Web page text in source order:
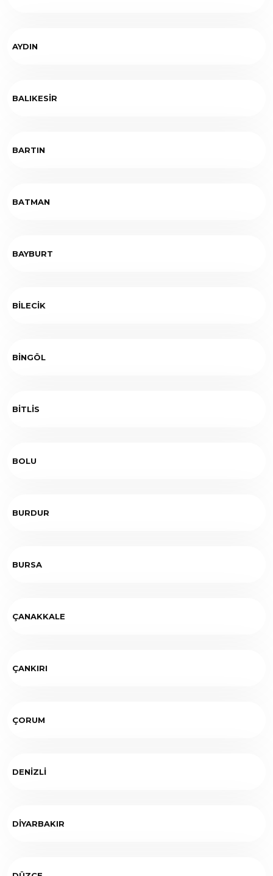
AYDIN
BALIKESİR
BARTIN
BATMAN
BAYBURT
BİLECİK
BİNGÖL
BİTLİS
BOLU
BURDUR
BURSA
ÇANAKKALE
ÇANKIRI
ÇORUM
DENİZLİ
DİYARBAKIR